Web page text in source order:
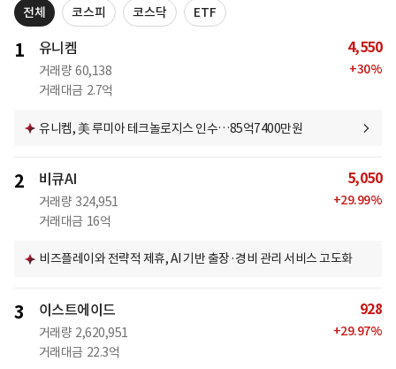
전체 코스피 코스닥 ETF
1 유니켐
거래량 60,138
거래대금 2.7억
4,550
+30%
유니켐, 美 루미아 테크놀로지스 인수…85억7400만원
2 비큐AI
거래량 324,951
거래대금 16억
5,050
+29.99%
비즈플레이와 전략적 제휴, AI 기반 출장·경비 관리 서비스 고도화
3 이스트에이드
거래량 2,620,951
거래대금 22.3억
928
+29.97%